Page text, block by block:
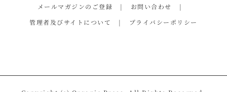
す
メールマガジンのご登録
お問い合わせ
管理者及びサイトについて
プライバシーポリシー